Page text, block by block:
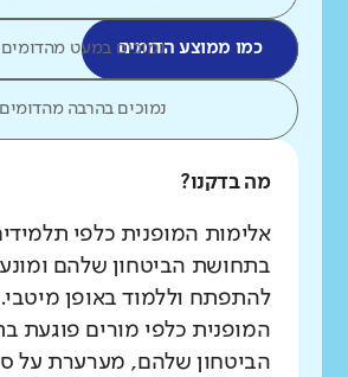
כמו ממוצע הדומיםנמוכים במעט מהדומים
נמוכים בהרבה מהדומים
מה בדקנו?
אלימות המופנית כלפי
בתחושת הביטחון שלהם
להתפתח וללמוד באופן
המופנית כלפי מורים פוגעת
הביטחון שלהם, מערערת על